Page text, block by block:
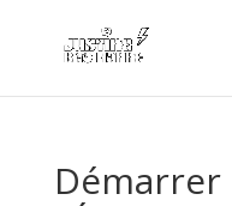
Démarrer